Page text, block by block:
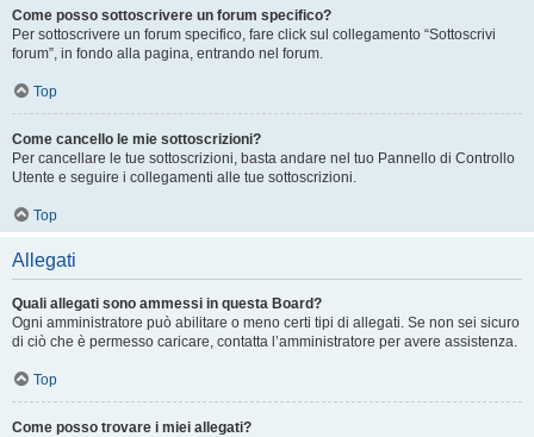
Come posso sottoscrivere un forum specifico?
Per sottoscrivere un forum specifico, fare click sul collegamento “Sottoscrivi
forum”, in fondo alla pagina, entrando nel forum.
Top
Come cancello le mie sottoscrizioni?
Per cancellare le tue sottoscrizioni, basta andare nel tuo Pannello di Controllo
Utente e seguire i collegamenti alle tue sottoscrizioni.
Top
Allegati
Quali allegati sono ammessi in questa Board?
Ogni amministratore può abilitare o meno certi tipi di allegati. Se non sei sicuro
di ciò che è permesso caricare, contatta l’amministratore per avere assistenza.
Top
Come posso trovare i miei allegati?